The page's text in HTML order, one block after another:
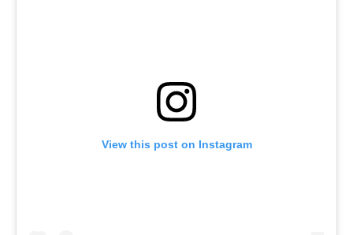
View this post on Instagram